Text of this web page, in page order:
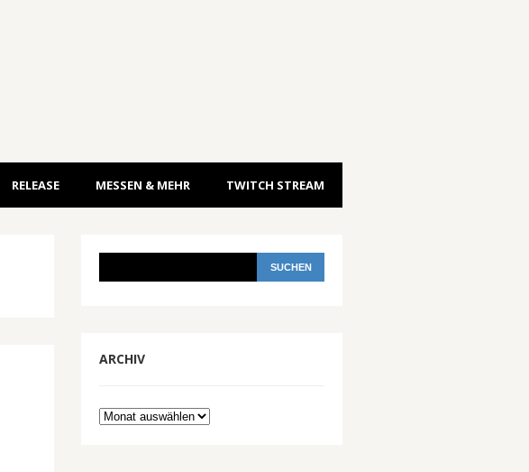
RELEASE MESSEN & MEHR TWITCH STREAM
ARCHIV
Archiv